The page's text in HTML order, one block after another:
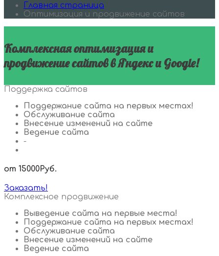
Главная страница
Оптимизация и продвижение сайтов
Комплексная оптимизация и
продвижение сайтов в Яндекс и Google!
Поддержка сайтов
Поддержание сайта на первых местах!
Обслуживание сайта
Внесение изменений на сайте
Ведение сайта
-
от 15000Руб.
Заказать!
Комплексное продвижение
Выведение сайта на первые места!
Поддержание сайта на первых местах!
Обслуживание сайта
Внесение изменений на сайте
Ведение сайта